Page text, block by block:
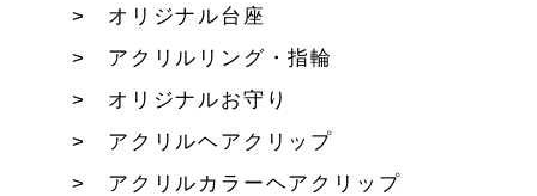
オリジナル台座
アクリルリング・指輪
オリジナルお守り
アクリルヘアクリップ
アクリルカラーヘアクリップ